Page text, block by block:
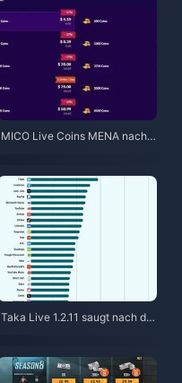
MICO Live Coins MENA nach v
Taka Live 1.2.11 saugt nach de
ösungen